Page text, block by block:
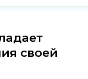
своей